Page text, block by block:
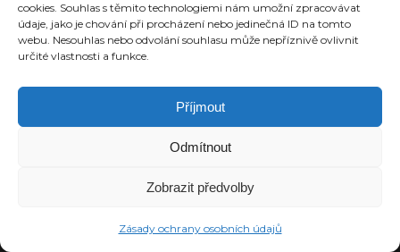
cookies. Souhlas s těmito technologiemi nám umožní zpracovávat
údaje, jako je chování při procházení nebo jedinečná ID na tomto
webu. Nesouhlas nebo odvolání souhlasu může nepříznivě ovlivnit
určité vlastnosti a funkce.
Příjmout
Odmítnout
Zobrazit předvolby
Zásady ochrany osobních údajů